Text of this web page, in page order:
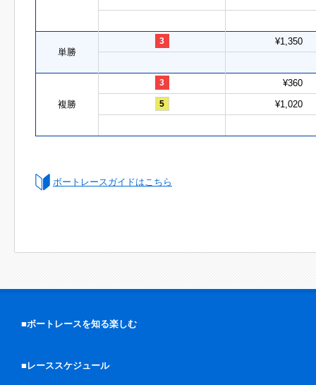
単勝
3 ¥1,350
複勝
3 ¥360
5 ¥1,020
ボートレースガイドはこちら
■ボートレースを知る楽しむ
■レーススケジュール